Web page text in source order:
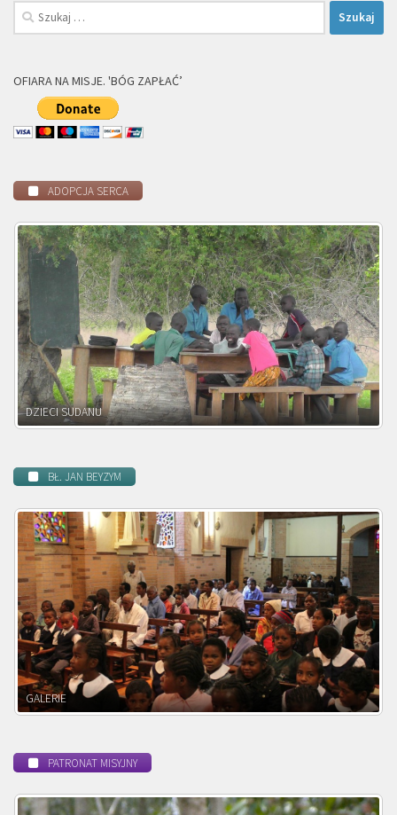
Szukaj:
OFIARA NA MISJE. 'BÓG ZAPŁAĆ’
ADOPCJA SERCA
DZIECI ZAMBII
BŁ. JAN BEYZYM
POWOŁANIE MISYJNE
PATRONAT MISYJNY